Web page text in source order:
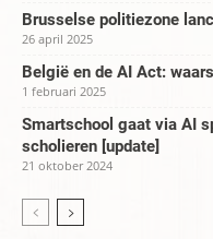
Brusselse politiezone
26 april 2025
België en de AI Act:
1 februari 2025
Smartschool gaat via AI
scholieren [update]
21 oktober 2024